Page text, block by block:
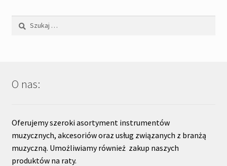
O nas:
Oferujemy szeroki asortyment instrumentów
muzycznych, akcesoriów oraz usług związanych z branżą
muzyczną. Umożliwiamy również zakup naszych
produktów na raty.